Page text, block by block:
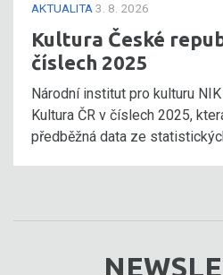
AKTUALITA 3. 8. 2026
Kultura České
číslech 2025
Národní institut pro kulturu
Kultura ČR v číslech 2025,
předběžná data ze